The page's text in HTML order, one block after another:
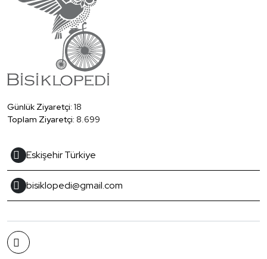
Günlük Ziyaretçi: 18
Toplam Ziyaretçi: 8.699
Eskişehir Türkiye
bisiklopedi@gmail.com